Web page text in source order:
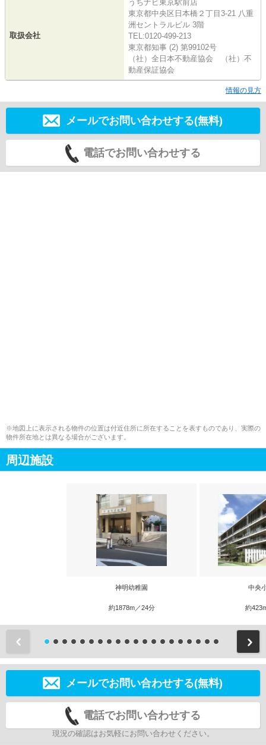
取扱会社
うちナビ東京駅前店
東京都中央区日本橋２丁目3-21 八重
洲セントラルビル 3階
TEL:0120-499-213
東京都知事 (2) 第99102号
（社）全日本不動産協会 （社）不
動産保証協会
情報の見方
メールでお問い合わせする(無料)
電話でお問い合わせする
※地図上に表示される物件の位置は付近住所に所在することを表すものであり、実際の
物件所在地とは異なる場合がございます。
周辺施設
神明幼稚園
約1878m／24分
中央
約
メールでお問い合わせする(無料)
電話でお問い合わせする
現況の確認はお気軽にお問い合わせください。